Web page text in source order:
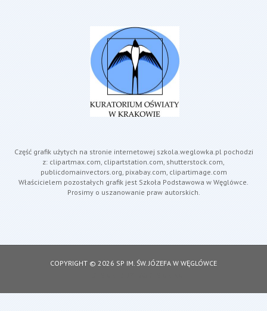
Część grafik użytych na stronie internetowej szkola.weglowka.pl pochodzi
z: clipartmax.com, clipartstation.com, shutterstock.com,
publicdomainvectors.org, pixabay.com, clipartimage.com
Właścicielem pozostałych grafik jest Szkoła Podstawowa w Węglówce.
Prosimy o uszanowanie praw autorskich.
COPYRIGHT © 2026 SP IM. ŚW. JÓZEFA W WĘGLÓWCE